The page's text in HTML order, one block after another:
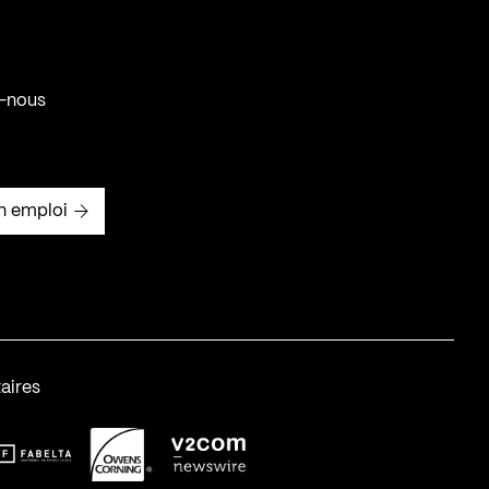
nous
emploi